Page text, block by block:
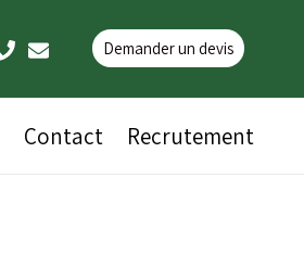
Demander un devis
Contact Recrutement